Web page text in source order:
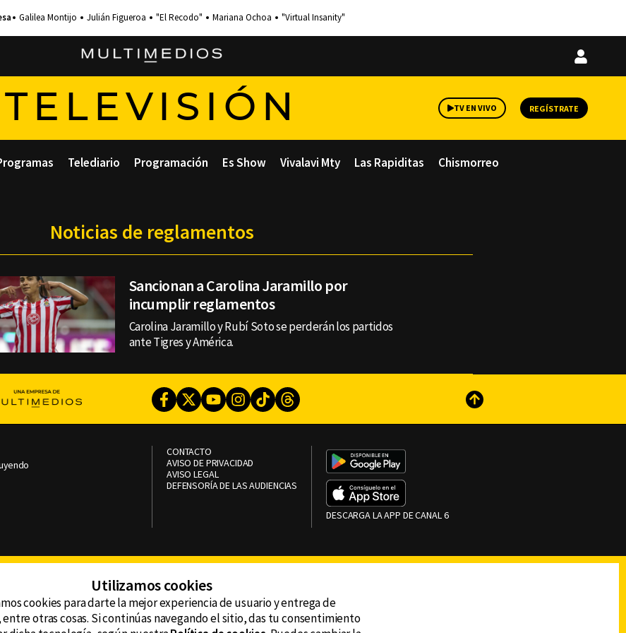
Galilea Montijo Julián Figueroa "El Recodo" Mariana Ochoa "Virtual Insanity"
Iniciar
TELEVISIÓN TV EN VIVO REGÍSTRATE
Telediario Programación Es Show Vivalavi Mty Las Rapiditas Chismorreo
Noticias de reglamentos
Sancionan a Carolina Jaramillo por
incumplir reglamentos
Carolina Jaramillo y Rubí Soto se perderán los partidos
ante Tigres y América.
Facebook
TwitterYoutubeInstagram
TikTokThreads Subir
CONTACTO
AVISO DE PRIVACIDAD
AVISO LEGAL
DEFENSORÍA DE LAS AUDIENCIAS
DESCARGA LA APP DE CANAL 6
Utilizamos cookies
cookies para darte la mejor experiencia de usuario y entrega de
otras cosas. Si continúas navegando el sitio, das tu consentimiento